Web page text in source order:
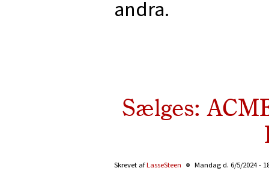
andra.
Sælges:
Skrevet afLasseSteen Mandag d. 6/5/2024 -